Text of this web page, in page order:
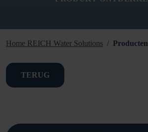
Home REICH Water Solutions Producten
TERUG